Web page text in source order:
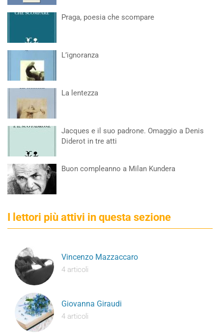
Praga, poesia che scompare
L’ignoranza
La lentezza
Jacques e il suo padrone. Omaggio a Denis
Diderot in tre atti
Buon compleanno a Milan Kundera
I lettori più attivi in questa sezione
Vincenzo Mazzaccaro
4 articoli
Giovanna Giraudi
4 articoli